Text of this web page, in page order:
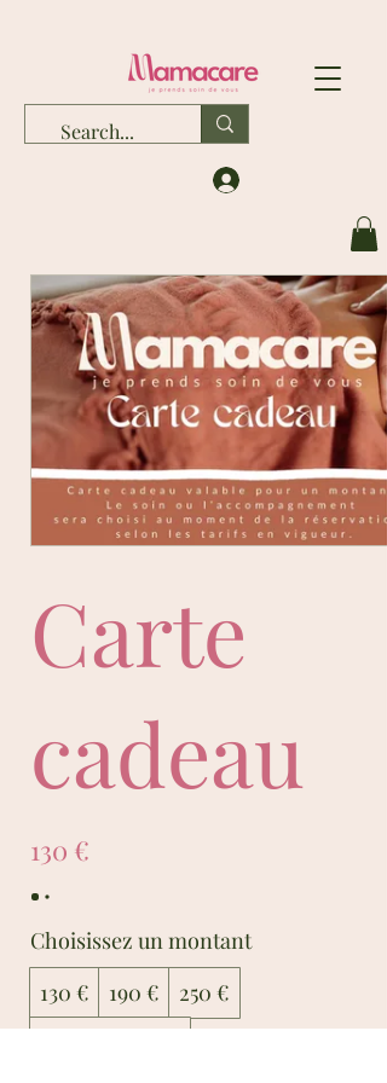
Carte
cadeau
130 €
Choisissez un montant
130 €
190 €
250 €